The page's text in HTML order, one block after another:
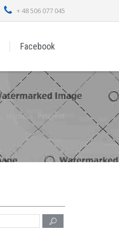
+ 48 506 077 045
Facebook
Home Peugeot